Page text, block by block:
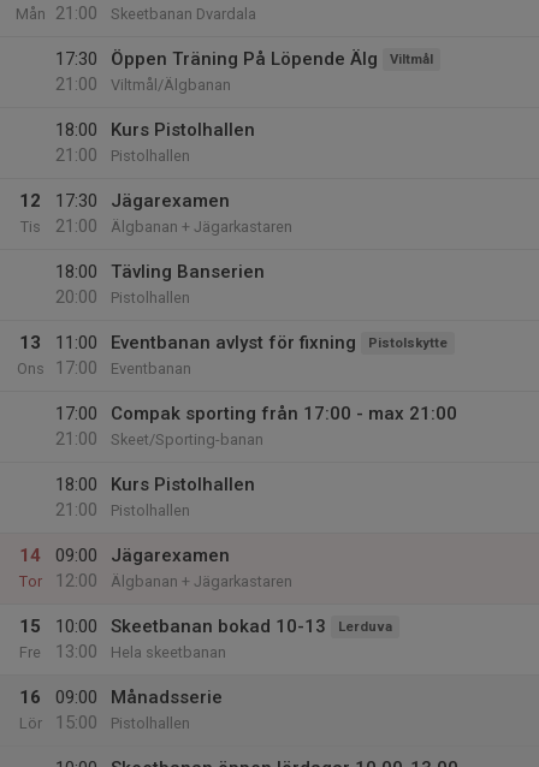
Mån
21:00
Skeetbanan Dvardala
17:30
21:00
Öppen Träning På Löpende Älg Viltmål
Viltmål/Älgbanan
18:00
21:00
Kurs Pistolhallen
Pistolhallen
12
Tis
17:30
21:00
Jägarexamen
Älgbanan + Jägarkastaren
18:00
20:00
Tävling Banserien
Pistolhallen
13
Ons
11:00
17:00
Eventbanan avlyst för fixning Pistolskytte
Eventbanan
17:00
21:00
Compak sporting från 17:00 - max 21:00
Skeet/Sporting-banan
18:00
21:00
Kurs Pistolhallen
Pistolhallen
14
Tor
09:00
12:00
Jägarexamen
Älgbanan + Jägarkastaren
15
Fre
10:00
13:00
Skeetbanan bokad 10-13 Lerduva
Hela skeetbanan
16
Lör
09:00
15:00
Månadsserie
Pistolhallen